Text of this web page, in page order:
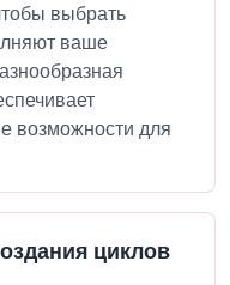
выбрать
ваше
возможности для
циклов